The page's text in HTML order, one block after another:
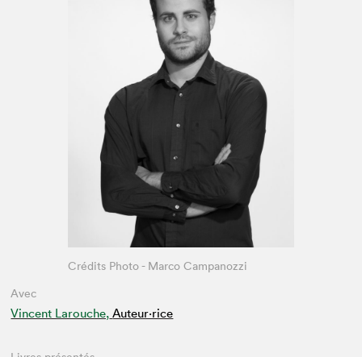
Avec
Vincent Larouche, Auteur·rice
Crédits Photo - Marco Campanozzi